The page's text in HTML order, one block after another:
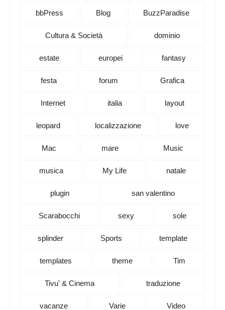
bbPress Blog BuzzParadise
Cultura & Società dominio
estate europei fantasy
festa forum Grafica
Internet italia layout
leopard localizzazione love
Mac mare Music
musica My Life natale
plugin san valentino
Scarabocchi sexy sole
splinder Sports template
templates theme Tim
Tivu' & Cinema traduzione
vacanze Varie Video